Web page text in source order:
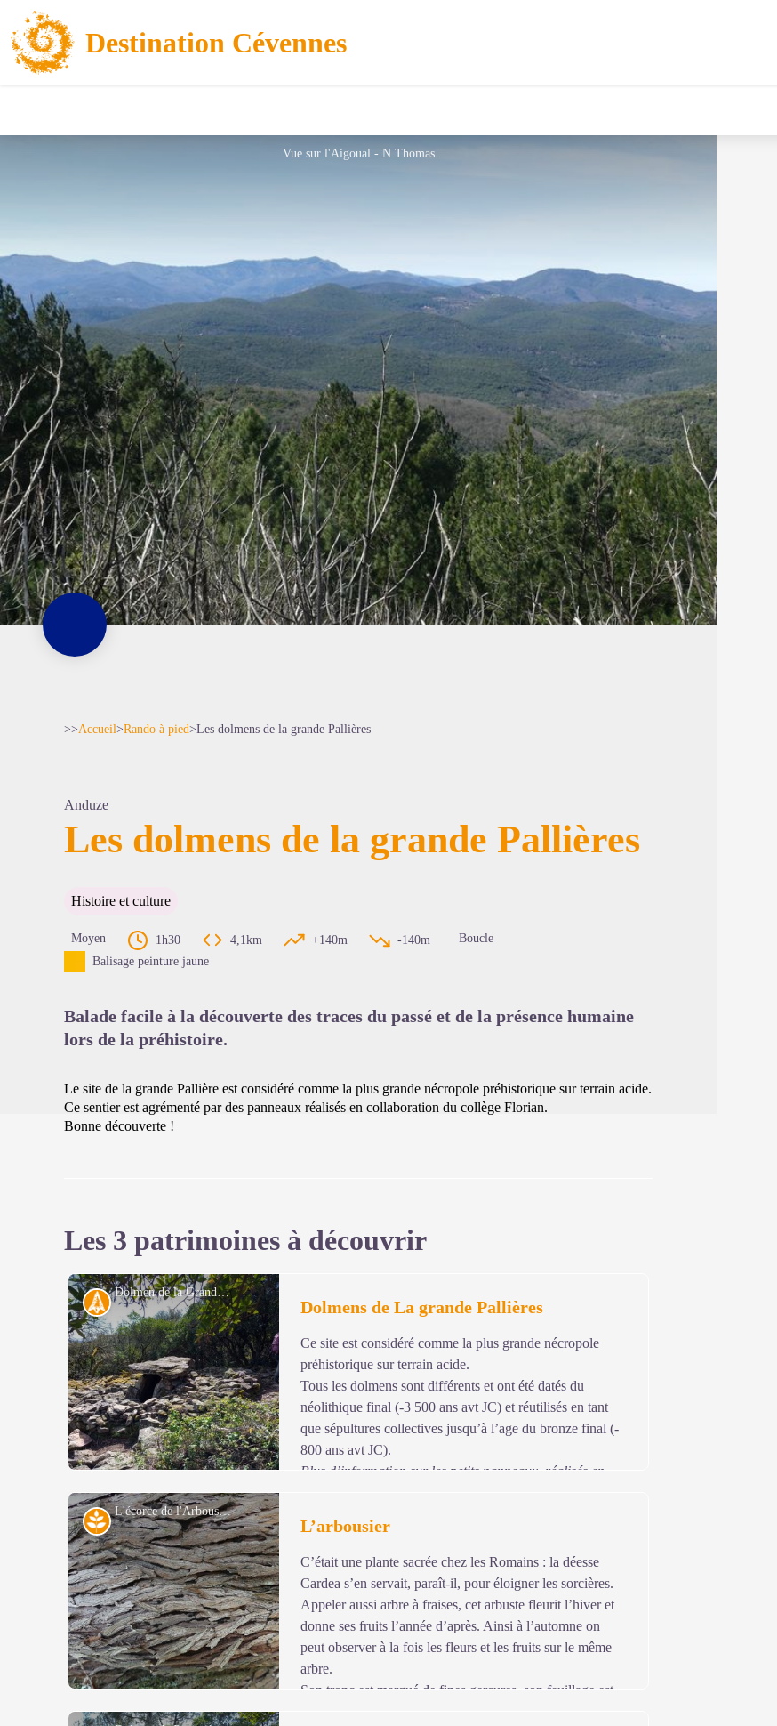
Destination Cévennes
Vue sur l'Aigoual - N Thomas
>>Accueil>Rando à pied>Les dolmens de la grande Pallières
Anduze
Les dolmens de la grande Pallières
Histoire et culture
Moyen 1h30 4,1km +140m -140m
Boucle
Balisage peinture jaune
Balade facile à la découverte des traces du passé et de la présence humaine
lors de la préhistoire.
Le site de la grande Pallière est considéré comme la plus grande nécropole préhistorique sur terrain acide.
Ce sentier est agrémenté par des panneaux réalisés en collaboration du collège Florian.
Bonne découverte !
Les 3 patrimoines à découvrir
Dolmen de la Grande Pallières - N Thomas
Voir l'image en plein écran
Archéologie Dolmens de La grande Pallières
Ce site est considéré comme la plus grande nécropole
préhistorique sur terrain acide.
Tous les dolmens sont différents et ont été datés du
néolithique final (-3 500 ans avt JC) et réutilisés en tant
que sépultures collectives jusqu’à l’age du bronze final (-
800 ans avt JC).
Plus d’information sur les petits panneaux, réalisés en
collaboration avec l’école du collège Florian.
L'écorce de l'Arbousier - N Thomas
Milieu naturel L’arbousier
C’était une plante sacrée chez les Romains : la déesse
Cardea s’en servait, paraît-il, pour éloigner les sorcières.
Appeler aussi arbre à fraises, cet arbuste fleurit l’hiver et
donne ses fruits l’année d’après. Ainsi à l’automne on
peut observer à la fois les fleurs et les fruits sur le même
arbre.
Son tronc est marqué de fines gerçures, son feuillage est
persistant.